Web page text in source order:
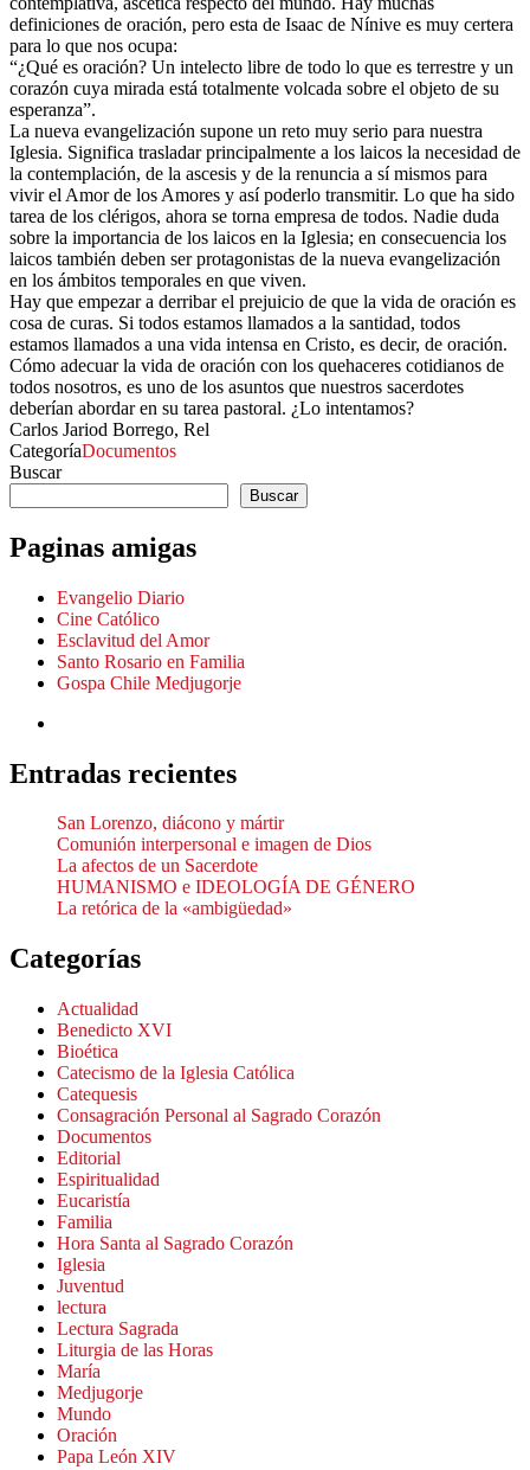
definiciones de oración, pero esta de Isaac de Nínive es muy certera
para lo que nos ocupa:
“¿Qué es oración? Un intelecto libre de todo lo que es terrestre y un
corazón cuya mirada está totalmente volcada sobre el objeto de su
esperanza”.
La nueva evangelización supone un reto muy serio para nuestra
Iglesia. Significa trasladar principalmente a los laicos la necesidad de
la contemplación, de la ascesis y de la renuncia a sí mismos para
vivir el Amor de los Amores y así poderlo transmitir. Lo que ha sido
tarea de los clérigos, ahora se torna empresa de todos. Nadie duda
sobre la importancia de los laicos en la Iglesia; en consecuencia los
laicos también deben ser protagonistas de la nueva evangelización
en los ámbitos temporales en que viven.
Hay que empezar a derribar el prejuicio de que la vida de oración es
cosa de curas. Si todos estamos llamados a la santidad, todos
estamos llamados a una vida intensa en Cristo, es decir, de oración.
Cómo adecuar la vida de oración con los quehaceres cotidianos de
todos nosotros, es uno de los asuntos que nuestros sacerdotes
deberían abordar en su tarea pastoral. ¿Lo intentamos?
Carlos Jariod Borrego, Rel
CategoríaDocumentos
Buscar
Buscar
Paginas amigas
Evangelio Diario
Cine Católico
Esclavitud del Amor
Santo Rosario en Familia
Gospa Chile Medjugorje
Entradas recientes
San Lorenzo, diácono y mártir
Comunión interpersonal e imagen de Dios
La afectos de un Sacerdote
HUMANISMO e IDEOLOGÍA DE GÉNERO
La retórica de la «ambigüedad»
Categorías
Actualidad
Benedicto XVI
Bioética
Catecismo de la Iglesia Católica
Catequesis
Consagración Personal al Sagrado Corazón
Documentos
Editorial
Espiritualidad
Eucaristía
Familia
Hora Santa al Sagrado Corazón
Iglesia
Juventud
lectura
Lectura Sagrada
Liturgia de las Horas
María
Medjugorje
Mundo
Oración
Papa León XIV